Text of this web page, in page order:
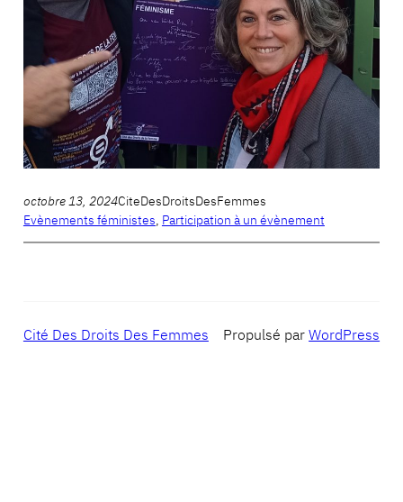
octobre 13, 2024CiteDesDroitsDesFemmes
Evènements féministes, Participation à un évènement
Cité Des Droits Des Femmes Propulsé parWordPress